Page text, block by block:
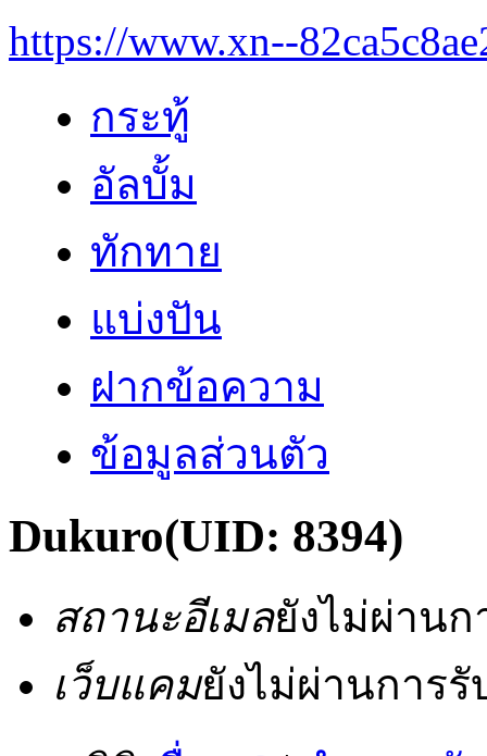
https://www.xn--
กระทู้
อัลบั้ม
ทักทาย
แบ่งปัน
ฝากข้อความ
ข้อมูลส่วนตัว
Dukuro(UID: 8394)
สถานะอีเมลยังไม่ผ่านก
เว็บแคมยังไม่ผ่านการรั